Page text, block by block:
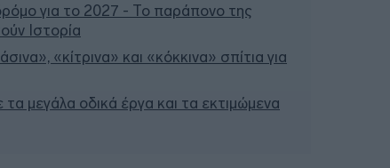
για το 2027 - Το παράπονο της
Ιστορία
«κίτρινα» και «κόκκινα» σπίτια για
τα μεγάλα οδικά έργα και τα εκτιμώμενα